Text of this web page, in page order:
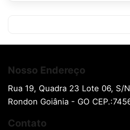
Nosso Endereço
Rua 19, Quadra 23 Lote 06, S/
Rondon Goiânia - GO
Contato